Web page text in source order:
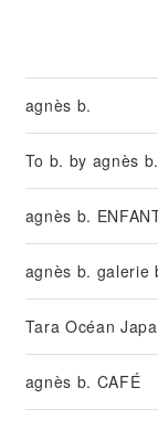
agnès b.
To b. by agnès b.
agnès b.
agnès b. galerie
Tara Océan
agnès b. CAFÉ